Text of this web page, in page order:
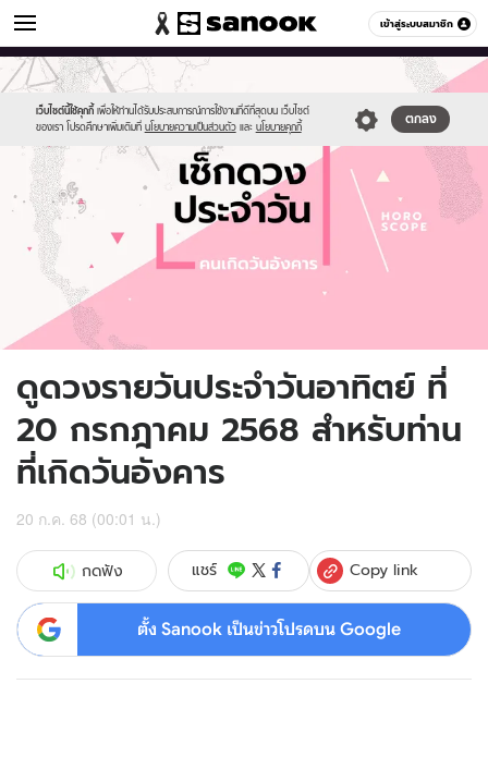
เข้าสู่ระบบสมาชิก
ดูดวง หมวดอื่นๆ
เว็บไซต์นี้ใช้คุกกี้ เพื่อให้ท่านได้รับประสบการณ์การใช้งานที่ดีที่สุดบน เว็บไซต์
ของเรา โปรดศึกษาเพิ่มเติมที่ นโยบายความเป็นส่วนตัว และ นโยบายคุกกี้
ตกลง
Sanook
//s.isanook.com/sr/0/images/logo-
new-
sanook.png
600
60
//s.isanook.com/ho/0/ud/fxd/day/daily-
horoscope-
tuesday.jpg
ดูดวงรายวันประจำวันอาทิตย์ ที่
20 กรกฎาคม 2568 สำหรับท่าน
ที่เกิดวันอังคาร
20 ก.ค. 68 (00:01 น.)
กดฟัง แชร์ Copy link
ตั้ง Sanook เป็นข่าวโปรดบน Google